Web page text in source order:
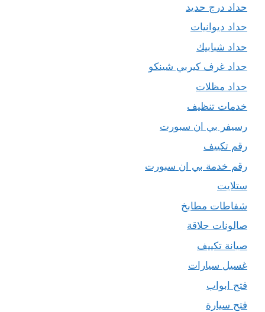
حداد درج حديد
حداد ديوانيات
حداد شبابيك
حداد غرف كيربي شينكو
حداد مظلات
خدمات تنظيف
رسيفر بي ان سبورت
رقم تكييف
رقم خدمة بي ان سبورت
ستلايت
شفاطات مطابخ
صالونات حلاقة
صيانة تكييف
غسيل سيارات
فتح ابواب
فتح سيارة